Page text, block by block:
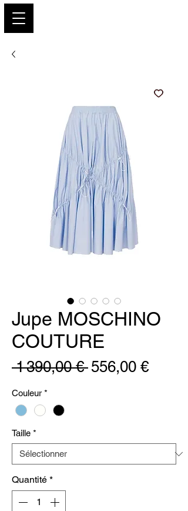
Jupe MOSCHINO
COUTURE
1 390,00 € Prix
556,00 €Prix
Couleur *
Taille *
Quantité *